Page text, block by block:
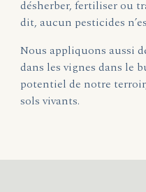
désherber, fertiliser ou
dit, aucun pesticides
Nous appliquons aussi
dans les vignes dans le
potentiel de notre
sols vivants.